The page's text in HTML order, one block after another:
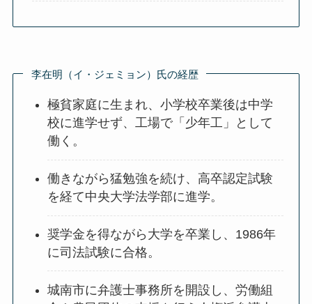
李在明（イ・ジェミョン）氏の経歴
極貧家庭に生まれ、小学校卒業後は中学
校に進学せず、工場で「少年工」として
働く。
働きながら猛勉強を続け、高卒認定試験
を経て中央大学法学部に進学。
奨学金を得ながら大学を卒業し、1986年
に司法試験に合格。
城南市に弁護士事務所を開設し、労働組